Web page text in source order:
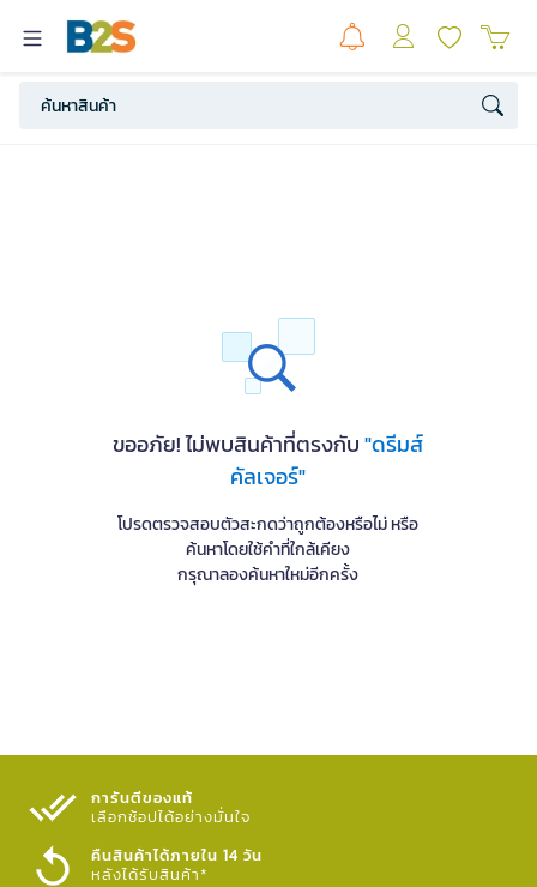
ขออภัย! ไม่พบสินค้าที่ตรงกับ"ดรีมส์
คัลเจอร์"
โปรดตรวจสอบตัวสะกดว่าถูกต้องหรือไม่ หรือ
ค้นหาโดยใช้คำที่ใกล้เคียง
กรุณาลองค้นหาใหม่อีกครั้ง
การันตีของแท้
เลือกช้อปได้อย่างมั่นใจ​
คืนสินค้าได้ภายใน 14 วัน
หลังได้รับสินค้า*